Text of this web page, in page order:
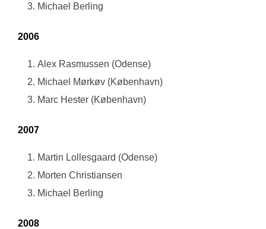
Michael Berling
2006
Alex Rasmussen (Odense)
Michael Mørkøv (København)
Marc Hester (København)
2007
Martin Lollesgaard (Odense)
Morten Christiansen
Michael Berling
2008